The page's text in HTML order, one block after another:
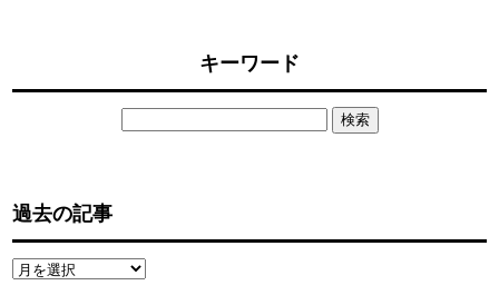
キーワード
過去の記事
過